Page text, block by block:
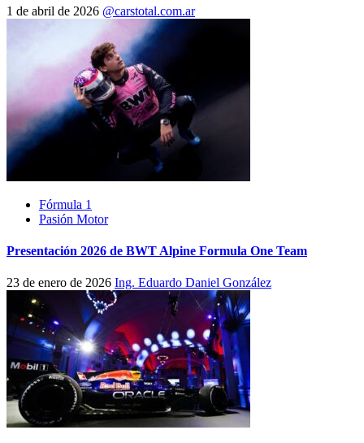
1 de abril de 2026 @carstotal.com.ar
Fórmula 1
Pasión Motor
Presentación 2026 de BWT Alpine Formula One Team
23 de enero de 2026 Ing. Eduardo Daniel González